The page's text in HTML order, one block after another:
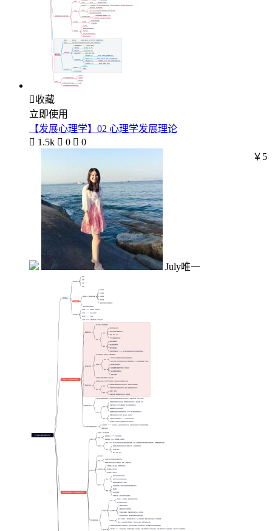
收藏
立即使用
【发展心理学】02 心理学发展理论
 1.5k  0  0
July唯一
￥5